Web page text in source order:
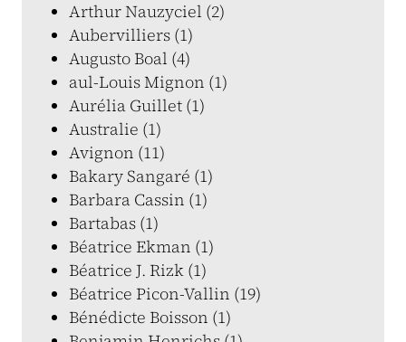
Arthur Nauzyciel (2)
Aubervilliers (1)
Augusto Boal (4)
aul-Louis Mignon (1)
Aurélia Guillet (1)
Australie (1)
Avignon (11)
Bakary Sangaré (1)
Barbara Cassin (1)
Bartabas (1)
Béatrice Ekman (1)
Béatrice J. Rizk (1)
Béatrice Picon-Vallin (19)
Bénédicte Boisson (1)